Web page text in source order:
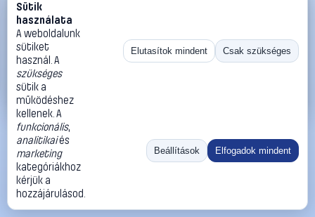
#1426787
Benning 044158 N/A RFID címke, 125 kHz, mindegyik 1 db
Benning Speciális méréstechnikai tartozékok
2 590 Ft
Kosárba
«
Méret:
Rendezés:
©2026
ThermoScope
Cégbemutató
Sütik
használata
A weboldalunk
sütiket
használ. A
szükséges
sütik a
működéshez
kellenek. A
funkcionális,
analitikaiés
marketing
kategóriákhoz
kérjük a
hozzájárulásod.
Elutasítok mindent Csak szükséges
Beállítások Elfogadok mindent